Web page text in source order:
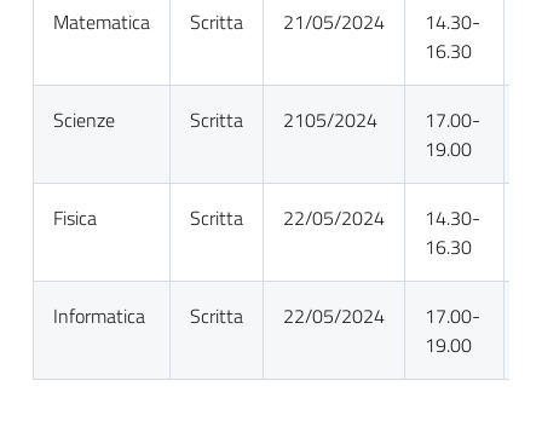
Matematica Scritta 21/05/2024
14.30-
16.30
Scienze Scritta 2105/2024
17.00-
19.00
Fisica Scritta 22/05/2024
14.30-
16.30
Informatica Scritta 22/05/2024
17.00-
19.00